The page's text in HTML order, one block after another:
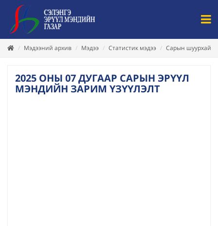
Мэдээний архив Мэдээ Статистик мэдээ Сарын шуурхай
2025 ОНЫ 07 ДУГААР САРЫН ЭРҮҮЛ
МЭНДИЙН ЗАРИМ ҮЗҮҮЛЭЛТ